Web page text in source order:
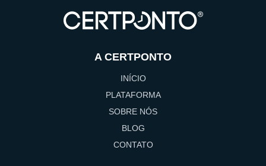
A CERTPONTO
INÍCIO
PLATAFORMA
SOBRE NÓS
BLOG
CONTATO